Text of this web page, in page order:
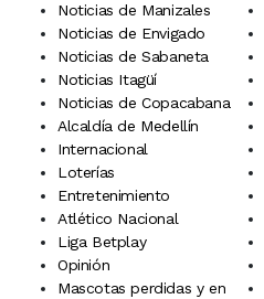
Noticias de Manizales
Noticias de Envigado
Noticias de Sabaneta
Noticias Itagüí
Noticias de Copacabana
Alcaldía de Medellín
Internacional
Loterías
Entretenimiento
Atlético Nacional
Liga Betplay
Opinión
Mascotas perdidas y en